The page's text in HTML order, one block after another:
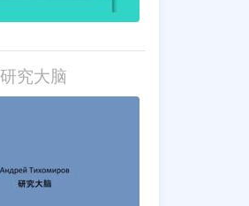
研究大脑